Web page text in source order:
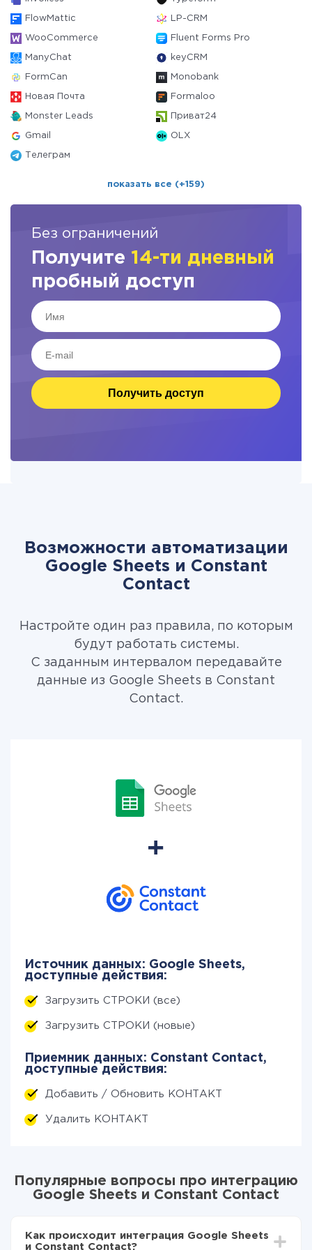
FlowMattic LP-CRM
WooCommerce Fluent Forms Pro
ManyChat keyCRM
FormCan Monobank
Новая Почта Formaloo
Monster Leads Приват24
Gmail OLX
Телеграм
показать все (+159)
Без ограничений
Получите 14-ти дневный
пробный доступ
Получить доступ
Возможности автоматизации
Google Sheets и Constant
Contact
Настройте один раз правила, по которым
будут работать системы.
С заданным интервалом передавайте
данные из Google Sheets в Constant
Contact.
Источник данных: Google Sheets,
доступные действия:
Загрузить СТРОКИ (все)
Загрузить СТРОКИ (новые)
Приемник данных: Constant Contact,
доступные действия:
Добавить / Обновить КОНТАКТ
Удалить КОНТАКТ
Популярные вопросы про интеграцию
Google Sheets и Constant Contact
Как происходит интеграция Google Sheets
и Constant Contact?